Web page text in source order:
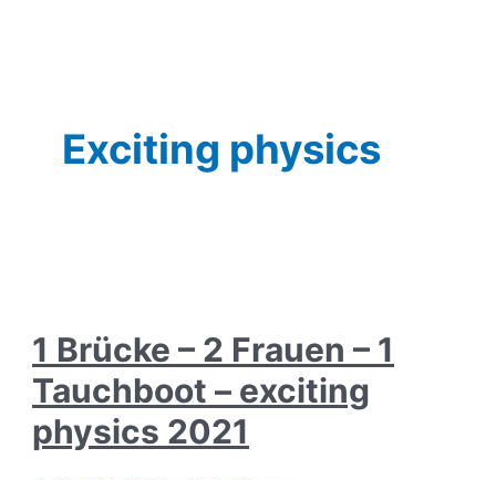
Exciting physics
1 Brücke – 2 Frauen – 1
Tauchboot – exciting
physics 2021